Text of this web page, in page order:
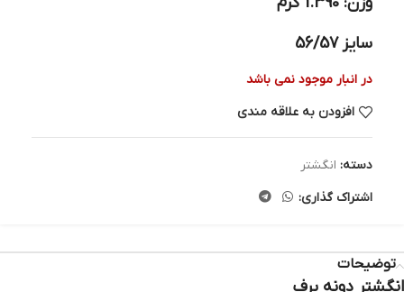
سایز 56/57
در انبار موجود نمی باشد
افزودن به علاقه مندی
دسته: انگشتر
اشتراک گذاری:
توضیحات
انگشتر دونه برف